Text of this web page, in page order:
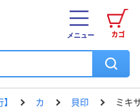
カゴ
メニュー
カ 貝印 ミキ